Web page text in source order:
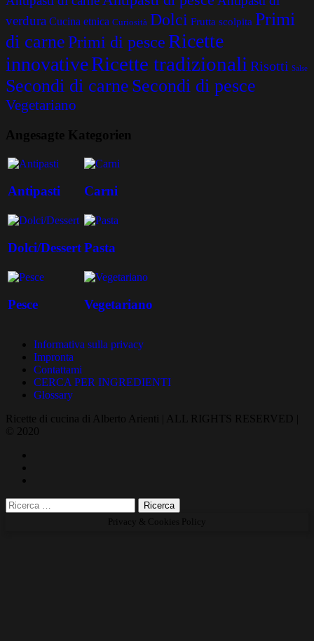
verdura Cucina etnica Curiosità Dolci Frutta scolpita Primi
di carnePrimi di pesceRicette
innovativeRicette tradizionali Risotti Salse
Secondi di carne Secondi di pesce
Vegetariano
Angesagte Kategorien
Antipasti Carni
Dolci/DessertPasta
Pesce Vegetariano
Informativa sulla privacy
Impronta
Contattami
CERCA PER INGREDIENTI
Glossary
Ricette di cucina di Alberto Arienti | ALL RIGHTS RESERVED |
© 2020
Privacy & Cookies Policy